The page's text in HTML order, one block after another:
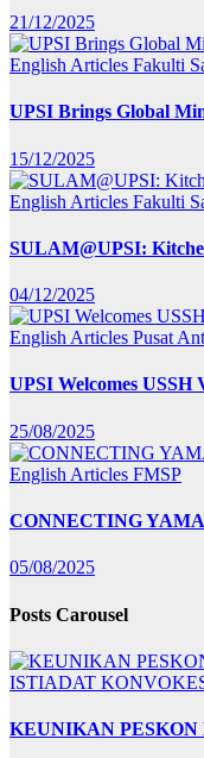
21/12/2025
English Articles Fakulti
UPSI Brings Global
15/12/2025
English Articles Fakulti
SULAM@UPSI:
04/12/2025
English Articles Pusat
UPSI Welcomes
25/08/2025
English Articles FMSP
CONNECTING
05/08/2025
Posts Carousel
ISTIADAT
KEUNIKAN PESKON